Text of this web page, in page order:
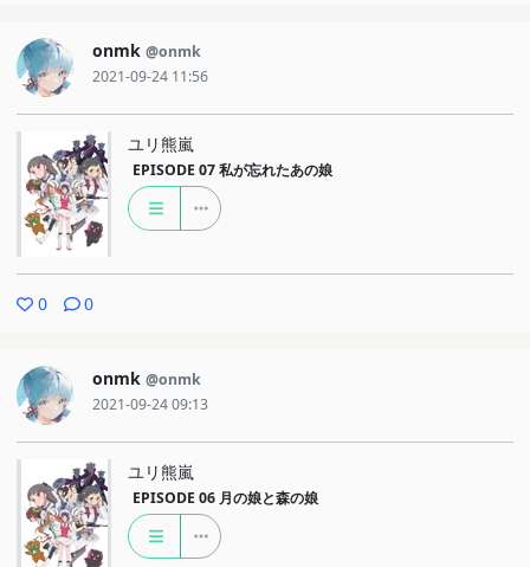
onmk @onmk
2021-09-24 11:56
ユリ熊嵐
EPISODE 07 私が忘れたあの娘
0 0
onmk @onmk
2021-09-24 09:13
ユリ熊嵐
EPISODE 06 月の娘と森の娘